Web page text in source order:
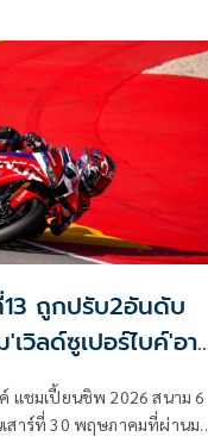
ถูกปรับ2อันดับ
เวิลด์ซูเปอร์ไบค์'อา
แชมเปี้ยนชิพ 2026 สนาม 6
เสาร์ที่ 30 พฤษภาคมที่ผ่านมา